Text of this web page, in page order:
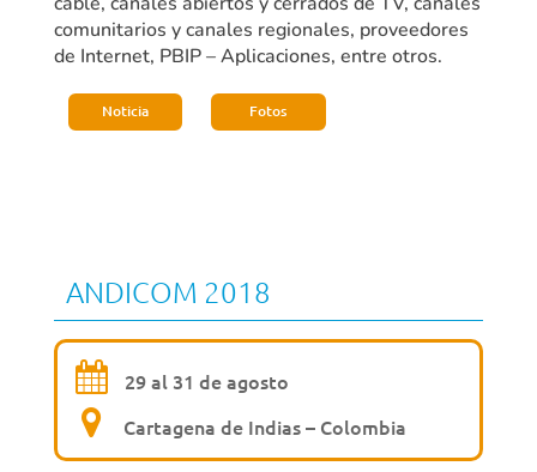
comunitarios y canales regionales, proveedores
de Internet, PBIP – Aplicaciones, entre otros.
Noticia Fotos
ANDICOM 2018
29 al 31 de agosto
Cartagena de Indias – Colombia